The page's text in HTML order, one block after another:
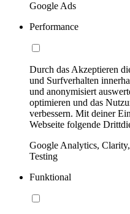
Google Ads
Performance
Durch das Akzeptieren
und Surfverhalten
und anonymisiert
optimieren und das
verbessern. Mit deiner
Webseite folgende
Google Analytics,
Testing
Funktional